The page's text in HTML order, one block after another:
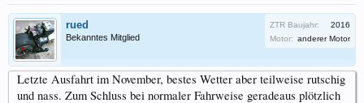
rued
Bekanntes Mitglied
ZTR Baujahr:
2016
Motor: anderer Motor
Letzte Ausfahrt im November, bestes Wetter aber teilweise rutschig
und nass. Zum Schluss bei normaler Fahrweise geradeaus plötzlich